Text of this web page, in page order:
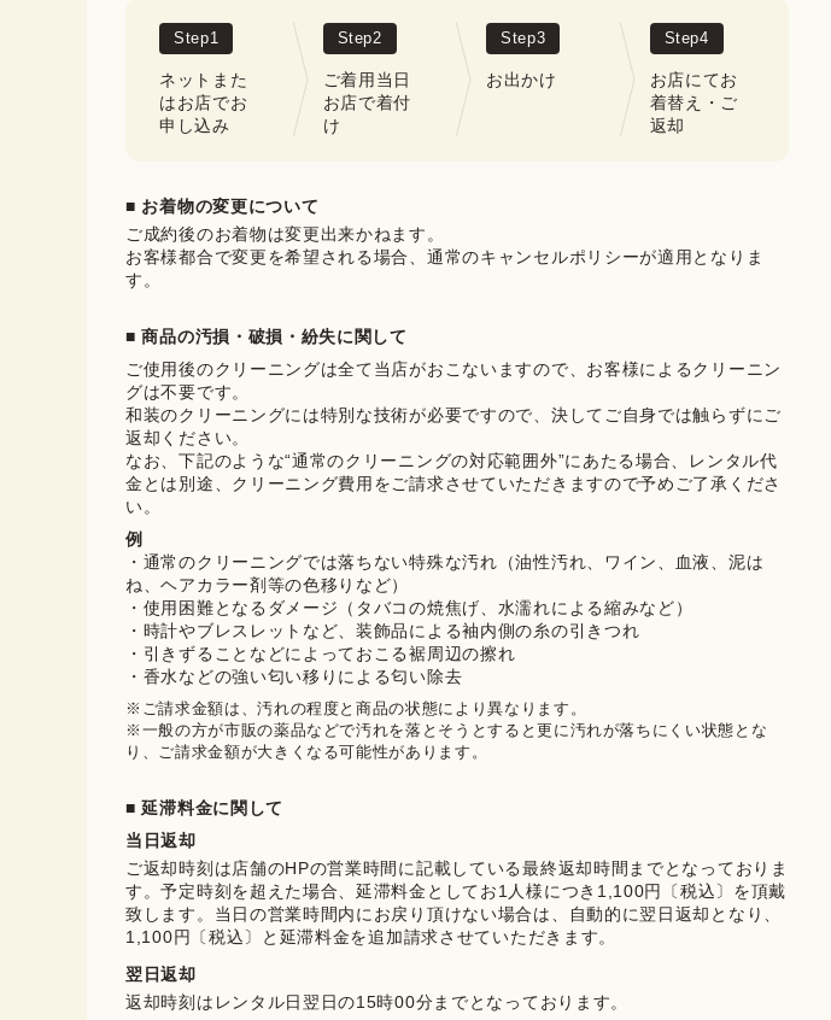
Step1
ネットまた
はお店でお
申し込み
Step2
ご着用当日
お店で着付
け
Step3
お出かけ
Step4
お店にてお
着替え・ご
返却
■ お着物の変更について
ご成約後のお着物は変更出来かねます。
お客様都合で変更を希望される場合、通常のキャンセルポリシーが適用となりま
す。
■ 商品の汚損・破損・紛失に関して
ご使用後のクリーニングは全て当店がおこないますので、お客様によるクリーニン
グは不要です。
和装のクリーニングには特別な技術が必要ですので、決してご自身では触らずにご
返却ください。
なお、下記のような“通常のクリーニングの対応範囲外”にあたる場合、レンタル代
金とは別途、クリーニング費用をご請求させていただきますので予めご了承くださ
い。
例
・通常のクリーニングでは落ちない特殊な汚れ（油性汚れ、ワイン、血液、泥は
ね、ヘアカラー剤等の色移りなど）
・使用困難となるダメージ（タバコの焼焦げ、水濡れによる縮みなど）
・時計やブレスレットなど、装飾品による袖内側の糸の引きつれ
・引きずることなどによっておこる裾周辺の擦れ
・香水などの強い匂い移りによる匂い除去
※ご請求金額は、汚れの程度と商品の状態により異なります。
※一般の方が市販の薬品などで汚れを落とそうとすると更に汚れが落ちにくい状態とな
り、ご請求金額が大きくなる可能性があります。
■ 延滞料金に関して
当日返却
ご返却時刻は店舗のHPの営業時間に記載している最終返却時間までとなっておりま
す。予定時刻を超えた場合、延滞料金としてお1人様につき1,100円〔税込〕を頂戴
致します。当日の営業時間内にお戻り頂けない場合は、自動的に翌日返却となり、
1,100円〔税込〕と延滞料金を追加請求させていただきます。
翌日返却
返却時刻はレンタル日翌日の15時00分までとなっております。